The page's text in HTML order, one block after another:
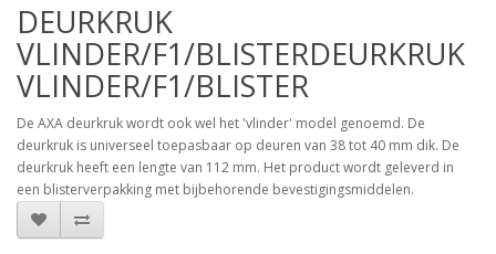
DEURKRUK
VLINDER/F1/BLISTERDEURKRUK
VLINDER/F1/BLISTER
De AXA deurkruk wordt ook wel het 'vlinder' model genoemd. De
deurkruk is universeel toepasbaar op deuren van 38 tot 40 mm dik. De
deurkruk heeft een lengte van 112 mm. Het product wordt geleverd in
een blisterverpakking met bijbehorende bevestigingsmiddelen.